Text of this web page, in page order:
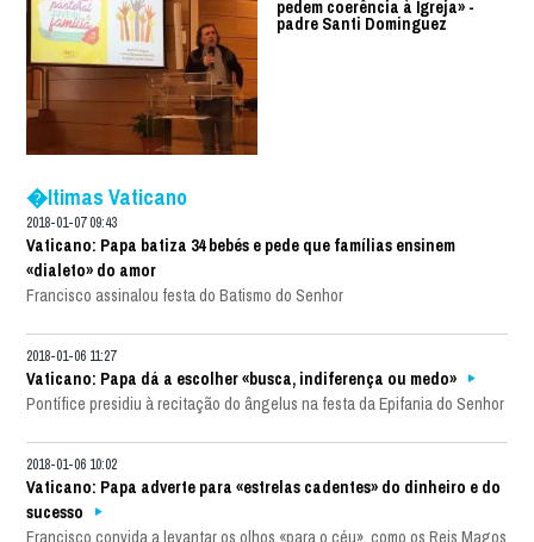
pedem coerência à Igreja» -
padre Santi Dominguez
�ltimas Vaticano
2018-01-07 09:43
Vaticano: Papa batiza 34 bebés e pede que famílias ensinem
«dialeto» do amor
Francisco assinalou festa do Batismo do Senhor
2018-01-06 11:27
Vaticano: Papa dá a escolher «busca, indiferença ou medo»
Pontífice presidiu à recitação do ângelus na festa da Epifania do Senhor
2018-01-06 10:02
Vaticano: Papa adverte para «estrelas cadentes» do dinheiro e do
sucesso
Francisco convida a levantar os olhos «para o céu», como os Reis Magos